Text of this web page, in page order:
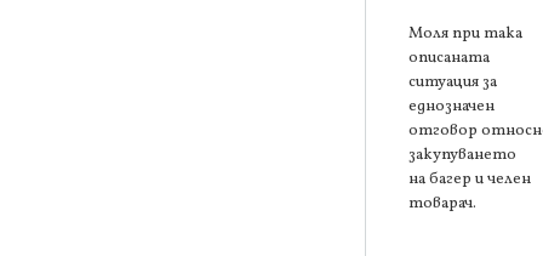
Моля при така
описаната
ситуация за
еднозначен
отговор
закупуването
на багер и челен
товарач.